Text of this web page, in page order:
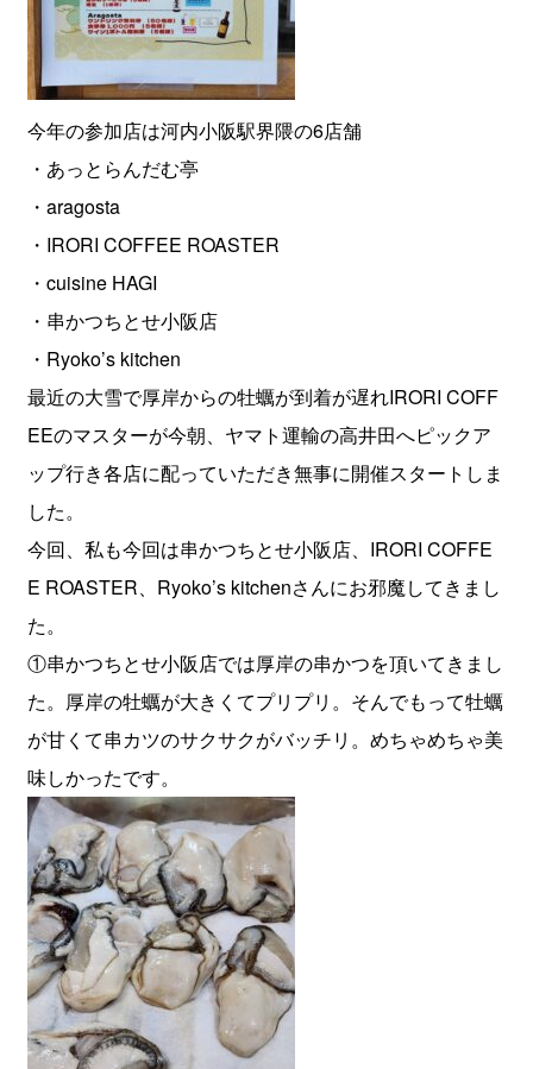
今年の参加店は河内小阪駅界隈の6店舗
・あっとらんだむ亭
・aragosta
・IRORI COFFEE ROASTER
・cuisine HAGI
・串かつちとせ小阪店
・Ryoko’s kitchen
最近の大雪で厚岸からの牡蠣が到着が遅れIRORI COFF
EEのマスターが今朝、ヤマト運輸の高井田へピックア
ップ行き各店に配っていただき無事に開催スタートしま
した。
今回、私も今回は串かつちとせ小阪店、IRORI COFFE
E ROASTER、Ryoko’s kitchenさんにお邪魔してきまし
た。
①串かつちとせ小阪店では厚岸の串かつを頂いてきまし
た。厚岸の牡蠣が大きくてプリプリ。そんでもって牡蠣
が甘くて串カツのサクサクがバッチリ。めちゃめちゃ美
味しかったです。